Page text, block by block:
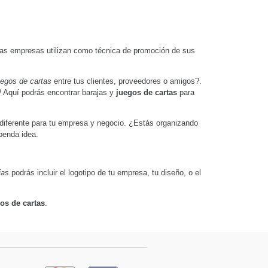
empresas utilizan como técnica de promoción de sus
de cartas entre tus clientes, proveedores o amigos?.
podrás encontrar barajas y juegos de cartaspara
para tu empresa y negocio. ¿Estás organizando
idea.
podrás incluir el logotipo de tu empresa, tu diseño, o el
de cartas.